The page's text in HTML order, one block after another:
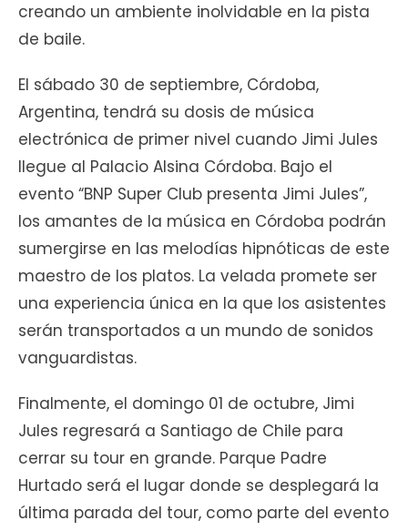
creando un ambiente inolvidable en la pista
de baile.
El sábado 30 de septiembre, Córdoba,
Argentina, tendrá su dosis de música
electrónica de primer nivel cuando Jimi Jules
llegue al Palacio Alsina Córdoba. Bajo el
evento “BNP Super Club presenta Jimi Jules”,
los amantes de la música en Córdoba podrán
sumergirse en las melodías hipnóticas de este
maestro de los platos. La velada promete ser
una experiencia única en la que los asistentes
serán transportados a un mundo de sonidos
vanguardistas.
Finalmente, el domingo 01 de octubre, Jimi
Jules regresará a Santiago de Chile para
cerrar su tour en grande. Parque Padre
Hurtado será el lugar donde se desplegará la
última parada del tour, como parte del evento